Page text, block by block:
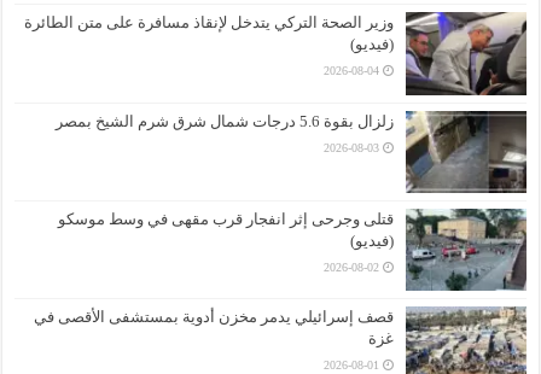
وزير الصحة التركي يتدخل لإنقاذ مسافرة على متن الطائرة
(فيديو)
2026-08-04
زلزال بقوة 5.6 درجات شمال شرق شرم الشيخ بمصر
2026-08-03
قتلى وجرحى إثر انفجار قرب مقهى في وسط موسكو
(فيديو)
2026-08-02
قصف إسرائيلي يدمر مخزن أدوية بمستشفى الأقصى في
غزة
2026-08-01